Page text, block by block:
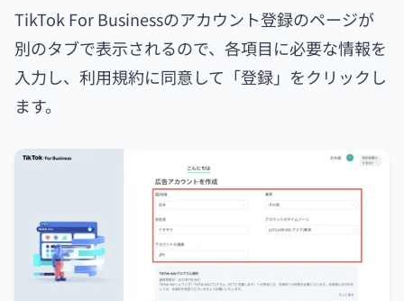
TikTok For Businessのアカウント登録のページが
別のタブで表示されるので、各項目に必要な情報を
入力し、利用規約に同意して「登録」をクリックし
ます。